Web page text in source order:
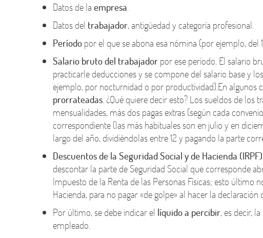
Datos de laempresa.
Datos del trabajador, antigüedad y categoría profesional.
Período por el que se abona esa nómina (por ejemplo, del
Salario bruto del trabajador por ese período. El salario
practicarle deducciones y se compone del salario base y
ejemplo, por nocturnidad o por productividad).En algunos
prorrateadas. ¿Qué quiere decir esto? Los sueldos de los
mensualidades, más dos pagas extras (según cada
correspondiente (las más habituales son en julio y en
largo del año, dividiéndolas entre 12 y pagando la parte
Descuentos de la Seguridad Social y de Hacienda (IRPF)
descontar la parte de Seguridad Social que corresponde
Impuesto de la Renta de las Personas Físicas; esto último
Hacienda, para no pagar «de golpe» al hacer la declaración
Por último, se debe indicar el líquido a percibir, es decir,
empleado.